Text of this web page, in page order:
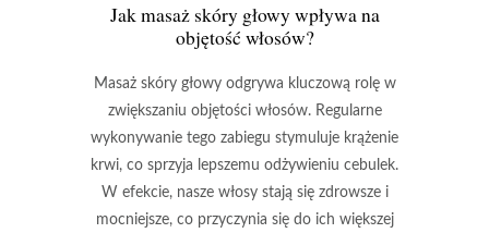
Jakmasaż skóry głowywpływa na
objętość włosów?
Masaż skóry głowyodgrywa kluczową rolę w
zwiększaniu objętości włosów. Regularne
wykonywanie tego zabiegu stymuluje krążenie
krwi, co sprzyja lepszemu odżywieniu cebulek.
W efekcie, nasze włosy stają się zdrowsze i
mocniejsze, co przyczynia się do ich większej